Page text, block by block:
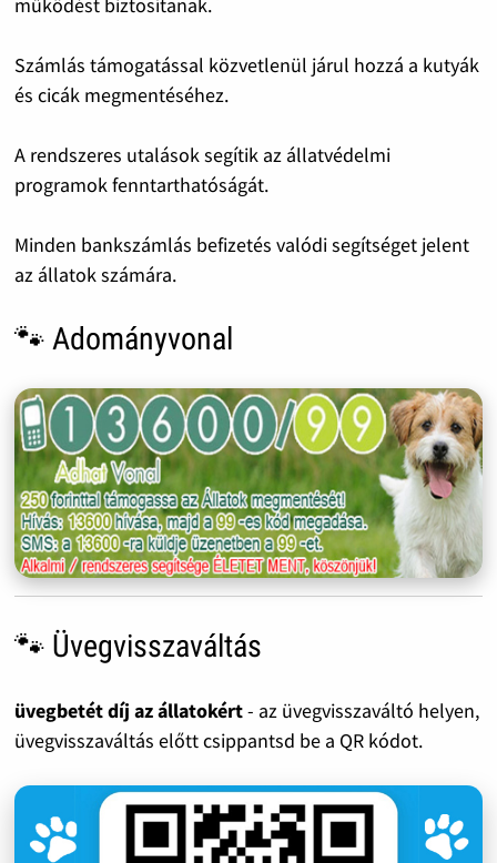
működést biztosítanak.
Számlás támogatással közvetlenül járul hozzá a kutyák
és cicák megmentéséhez.
A rendszeres utalások segítik az állatvédelmi
programok fenntarthatóságát.
Minden bankszámlás befizetés valódi segítséget jelent
az állatok számára.
🐾 Adományvonal
🐾 Üvegvisszaváltás
üvegbetét díj az állatokért- az üvegvisszaváltó helyen,
üvegvisszaváltás előtt csippantsd be a QR kódot.